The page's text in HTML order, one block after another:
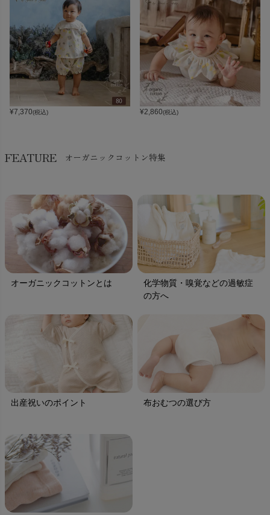
¥7,370(税込) ¥2,860(税込)
FEATURE オーガニックコットン特集
オーガニックコットンとは
化学物質・嗅覚などの過敏症
の方へ
出産祝いのポイント 布おむつの選び方